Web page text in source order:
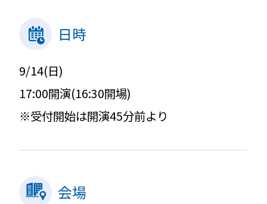
日時
9/14(日)
17:00開演(16:30開場)
※受付開始は開演45分前より
会場